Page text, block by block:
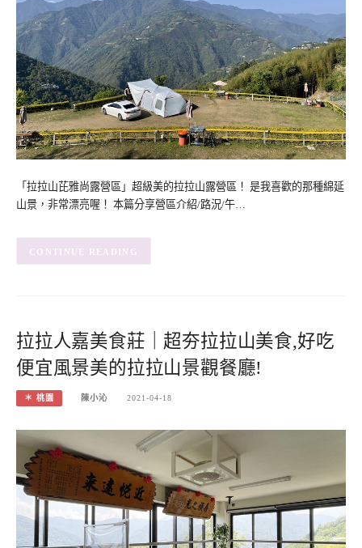
「拉拉山芘雅尚露營區」超級美的拉拉山露營區！ 是我喜歡的那種綿延
山景，非常漂亮喔！ 本篇分享營區介紹/路況/午…
CONTINUE READING
拉拉人嘉美食莊｜超夯拉拉山美食,好吃
便宜風景美的拉拉山景觀餐廳!
＊ 桃園 陳小沁 2021-04-18